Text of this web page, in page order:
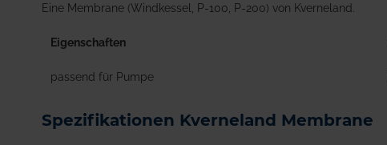
Eine Membrane (Windkessel, P-100, P-200) von Kverneland.
Eigenschaften
passend für Pumpe
Spezifikationen Kverneland Membrane